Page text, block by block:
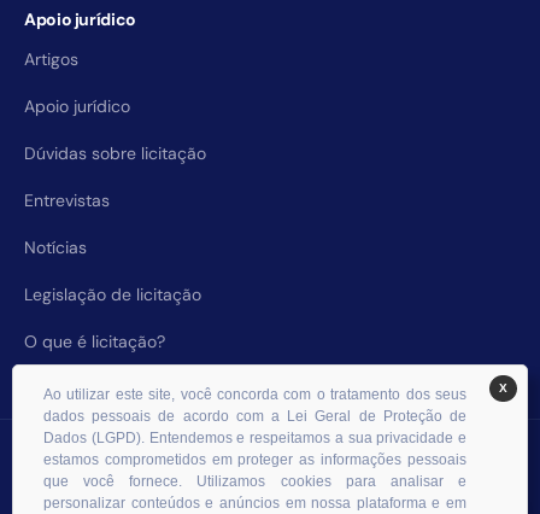
Apoio jurídico
Artigos
Apoio jurídico
Dúvidas sobre licitação
Entrevistas
Notícias
Legislação de licitação
O que é licitação?
© 2026 RHS Licitações. Todos os direitos reservados.
X
Ao utilizar este site, você concorda com o tratamento dos seus
dados pessoais de acordo com a Lei Geral de Proteção de
Dados (LGPD). Entendemos e respeitamos a sua privacidade e
estamos comprometidos em proteger as informações pessoais
que você fornece. Utilizamos cookies para analisar e
personalizar conteúdos e anúncios em nossa plataforma e em